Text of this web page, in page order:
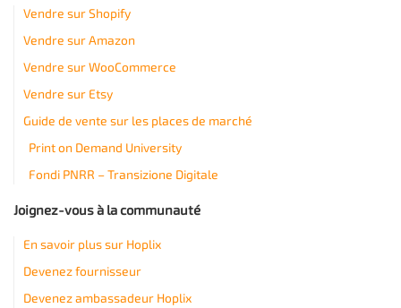
Vendre sur Shopify
Vendre sur Amazon
Vendre sur WooCommerce
Vendre sur Etsy
Guide de vente sur les places de marché
Print on Demand University
Fondi PNRR – Transizione Digitale
Joignez-vous à la communauté
En savoir plus sur Hoplix
Devenez fournisseur
Devenez ambassadeur Hoplix